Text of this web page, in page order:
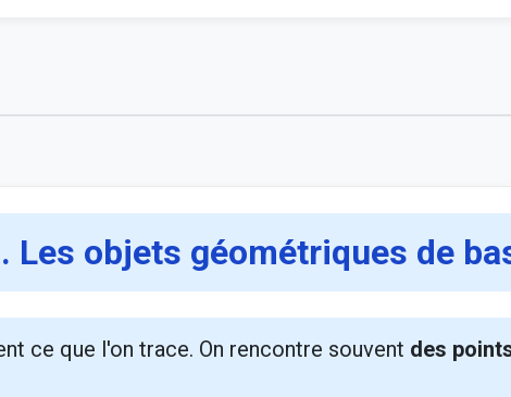
Les objets géométriques de
ce que l'on trace. On rencontre souvent des